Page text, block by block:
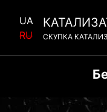
UA
RU
СКУПКА